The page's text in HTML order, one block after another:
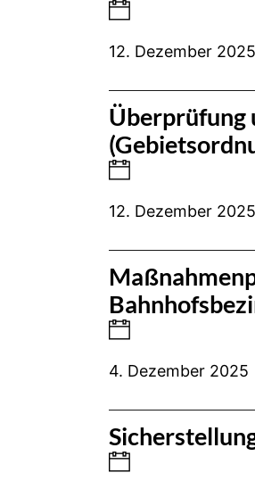
12. Dezember 2025
Überprüfung
12. Dezember 2025
4. Dezember 2025